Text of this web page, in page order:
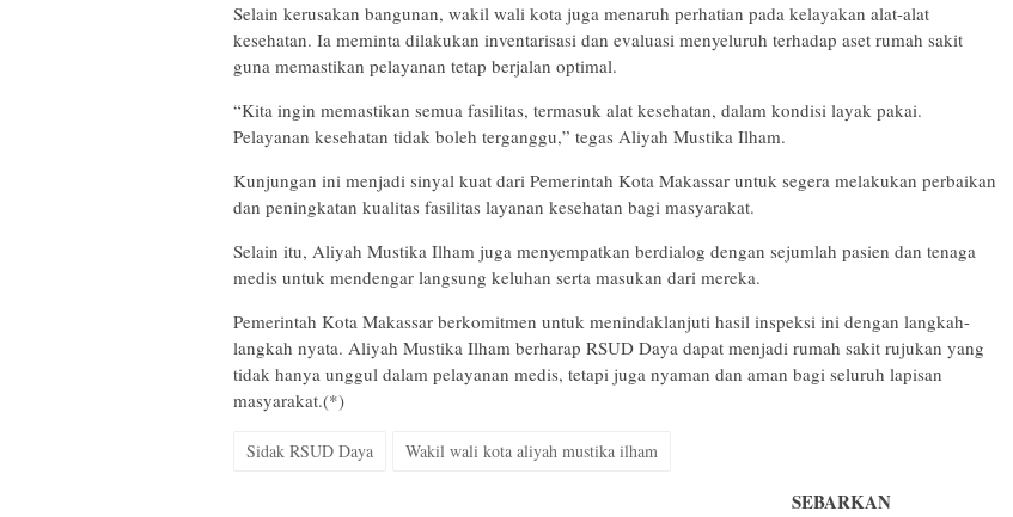
Selain kerusakan bangunan, wakil wali kota juga menaruh perhatian pada kelayakan alat-alat
kesehatan. Ia meminta dilakukan inventarisasi dan evaluasi menyeluruh terhadap aset rumah sakit
guna memastikan pelayanan tetap berjalan optimal.
“Kita ingin memastikan semua fasilitas, termasuk alat kesehatan, dalam kondisi layak pakai.
Pelayanan kesehatan tidak boleh terganggu,” tegas Aliyah Mustika Ilham.
Kunjungan ini menjadi sinyal kuat dari Pemerintah Kota Makassar untuk segera melakukan perbaikan
dan peningkatan kualitas fasilitas layanan kesehatan bagi masyarakat.
Selain itu, Aliyah Mustika Ilham juga menyempatkan berdialog dengan sejumlah pasien dan tenaga
medis untuk mendengar langsung keluhan serta masukan dari mereka.
Pemerintah Kota Makassar berkomitmen untuk menindaklanjuti hasil inspeksi ini dengan langkah-
langkah nyata. Aliyah Mustika Ilham berharap RSUD Daya dapat menjadi rumah sakit rujukan yang
tidak hanya unggul dalam pelayanan medis, tetapi juga nyaman dan aman bagi seluruh lapisan
masyarakat.(*)
Sidak RSUD Daya Wakil wali kota aliyah mustika ilham
SEBARKAN